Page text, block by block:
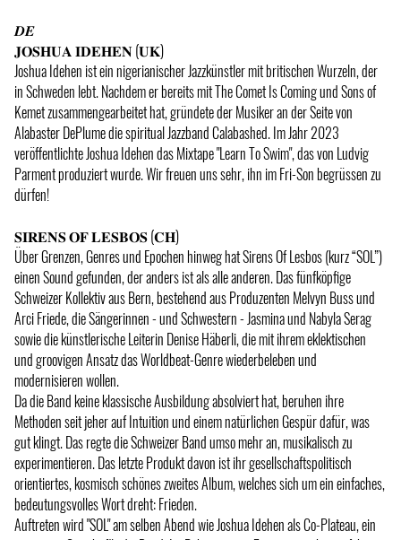
𝑫𝑬
𝐉𝐎𝐒𝐇𝐔𝐀 𝐈𝐃𝐄𝐇𝐄𝐍 (𝐔𝐊)
Joshua Idehen ist ein nigerianischer Jazzkünstler mit britischen Wurzeln, der
in Schweden lebt. Nachdem er bereits mit The Comet Is Coming und Sons of
Kemet zusammengearbeitet hat, gründete der Musiker an der Seite von
Alabaster DePlume die spiritual Jazzband Calabashed. Im Jahr 2023
veröffentlichte Joshua Idehen das Mixtape "Learn To Swim", das von Ludvig
Parment produziert wurde. Wir freuen uns sehr, ihn im Fri-Son begrüssen zu
dürfen!
𝐒𝐈𝐑𝐄𝐍𝐒 𝐎𝐅 𝐋𝐄𝐒𝐁𝐎𝐒 (𝐂𝐇)
Über Grenzen, Genres und Epochen hinweg hat Sirens Of Lesbos (kurz “SOL”)
einen Sound gefunden, der anders ist als alle anderen. Das fünfköpfige
Schweizer Kollektiv aus Bern, bestehend aus Produzenten Melvyn Buss und
Arci Friede, die Sängerinnen - und Schwestern - Jasmina und Nabyla Serag
sowie die künstlerische Leiterin Denise Häberli, die mit ihrem eklektischen
und groovigen Ansatz das Worldbeat-Genre wiederbeleben und
modernisieren wollen.
Da die Band keine klassische Ausbildung absolviert hat, beruhen ihre
Methoden seit jeher auf Intuition und einem natürlichen Gespür dafür, was
gut klingt. Das regte die Schweizer Band umso mehr an, musikalisch zu
experimentieren. Das letzte Produkt davon ist ihr gesellschaftspolitisch
orientiertes, kosmisch schönes zweites Album, welches sich um ein einfaches,
bedeutungsvolles Wort dreht: Frieden.
Auftreten wird "SOL" am selben Abend wie Joshua Idehen als Co-Plateau, ein